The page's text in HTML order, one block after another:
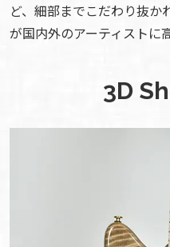
ど、細部までこだわり抜か
が国内外のアーティストに
3D